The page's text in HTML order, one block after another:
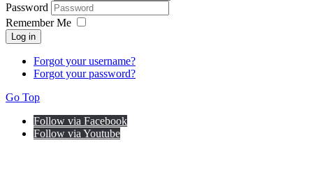
Password
Remember Me
Log in
Forgot your username?
Forgot your password?
Go Top
Follow via Facebook
Follow via Youtube